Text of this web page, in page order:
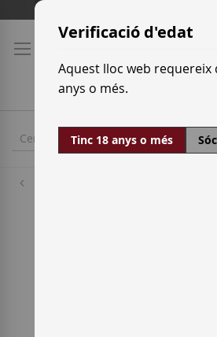
Skip
Content
Verificació d'edat
Aquest lloc web requereix
anys o més.
Tinc 18 anys o més